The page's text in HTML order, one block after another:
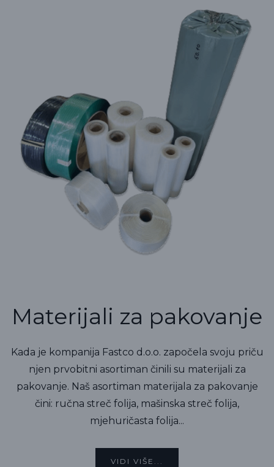
Materijali za pakovanje
Kada je kompanija Fastco d.o.o. započela svoju priču
njen prvobitni asortiman činili su materijali za
pakovanje. Naš asortiman materijala za pakovanje
čini: ručna streč folija, mašinska streč folija,
mjehuričasta folija...
VIDI VIŠE...